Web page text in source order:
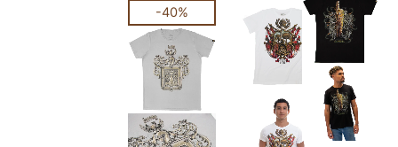
-40%
El
precio
original
era:
S/79.00.
precio
actual